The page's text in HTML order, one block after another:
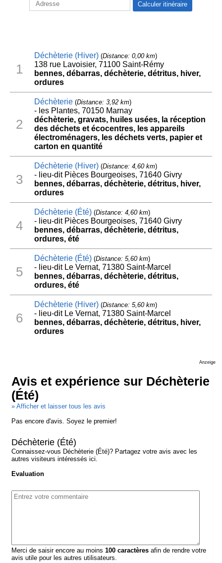
1
Déchèterie (Hiver)(Distance: 0,00 km)
138 rue Lavoisier, 71100 Saint-Rémy
bennes, débarras, déchèterie, détritus, hiver,
ordures
2
Déchèterie(Distance: 3,92 km)
- les Plantes, 70150 Marnay
déchèterie, gravats, huiles usées, la réception
des déchets et écocentres, les appareils
électroménagers, les déchets verts, papier et
carton en quantité
3
Déchèterie (Hiver)(Distance: 4,60 km)
- lieu-dit Pièces Bourgeoises, 71640 Givry
bennes, débarras, déchèterie, détritus, hiver,
ordures
4
Déchèterie (Été)(Distance: 4,60 km)
- lieu-dit Pièces Bourgeoises, 71640 Givry
bennes, débarras, déchèterie, détritus,
ordures, été
5
Déchèterie (Été)(Distance: 5,60 km)
- lieu-dit Le Vernat, 71380 Saint-Marcel
bennes, débarras, déchèterie, détritus,
ordures, été
6
Déchèterie (Hiver)(Distance: 5,60 km)
- lieu-dit Le Vernat, 71380 Saint-Marcel
bennes, débarras, déchèterie, détritus, hiver,
ordures
Anzeige
Avis et expérience sur Déchèterie
(Été)
» Afficher et laisser tous les avis
Pas encore d'avis. Soyez le premier!
Déchèterie (Été)
Connaissez-vous Déchèterie (Été)? Partagez votre avis avec les
autres visiteurs intéressés ici.
Evaluation
Merci de saisir encore au moins100 caractères afin de rendre votre
avis utile pour les autres utilisateurs.